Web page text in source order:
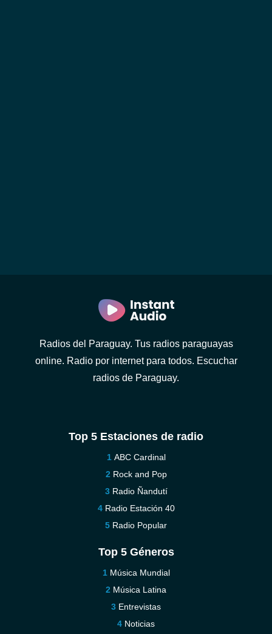
Radios del Paraguay. Tus radios paraguayas
online. Radio por internet para todos. Escuchar
radios de Paraguay.
Top 5 Estaciones de radio
ABC Cardinal
Rock and Pop
Radio Ñandutí
Radio Estación 40
Radio Popular
Top 5 Géneros
Música Mundial
Música Latina
Entrevistas
Noticias